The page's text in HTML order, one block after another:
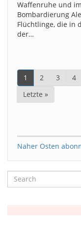
Waffenruhe und
Bombardierung
Flüchtlinge, die in
der…
Aktuelle
Seite
1 Page
2 Page
3 4
Letzte
Seite
Letzte »
Naher Osten
Suche
Search